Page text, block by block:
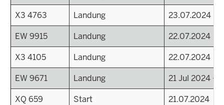
X3 4763
Landung
23.07.2024
EW 9915
Landung
22.07.2024
X3 4105
Landung
22.07.2024
EW 9671
Landung
21 Jul 2024 -
XQ 659
Start
21.07.2024